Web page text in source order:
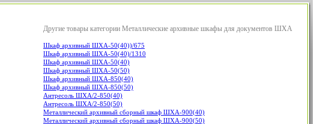
Другие товары категории Металлические архивные шкафы для документов ШХА
Шкаф архивный ШХА-50(40))/675
Шкаф архивный ШХА-50(40)/1310
Шкаф архивный ШХА-50(40)
Шкаф архивный ШХА-50(50)
Шкаф архивный ШХА-850(40)
Шкаф архивный ШХА-850(50)
Антресоль ШХА/2-850(40)
Антресоль ШХА/2-850(50)
Металлический архивный сборный шкаф ШХА-900(40)
Металлический архивный сборный шкаф ШХА-900(50)